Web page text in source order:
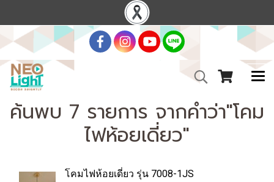
ค้นพบ 7 รายการ จากคำว่า"โคม
ไฟห้อยเดี่ยว"
โคมไฟห้อยเดี่ยว รุ่น 7008-1JS